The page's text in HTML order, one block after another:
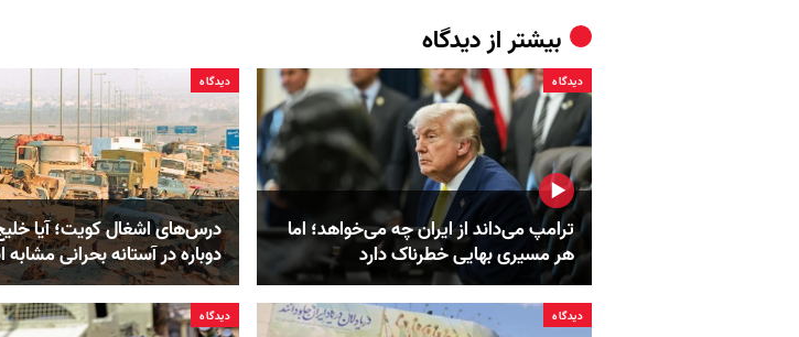
بیشتر ازدیدگاه
دیدگاه
ترامپ می‌داند از ایران چه می‌خواهد؛ اما
هر مسیری بهایی خطرناک دارد
دیدگاه
درس‌های اشغال کویت؛ آیا
دوباره در آستانه بحرانی
دیدگاه دیدگاه